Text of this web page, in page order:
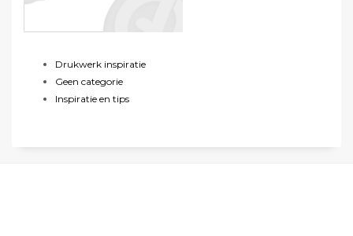
Drukwerk inspiratie
Geen categorie
Inspiratie en tips